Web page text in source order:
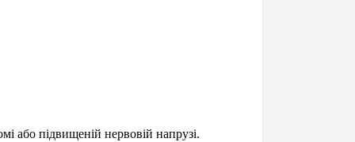
або підвищеній нервовій напрузі.